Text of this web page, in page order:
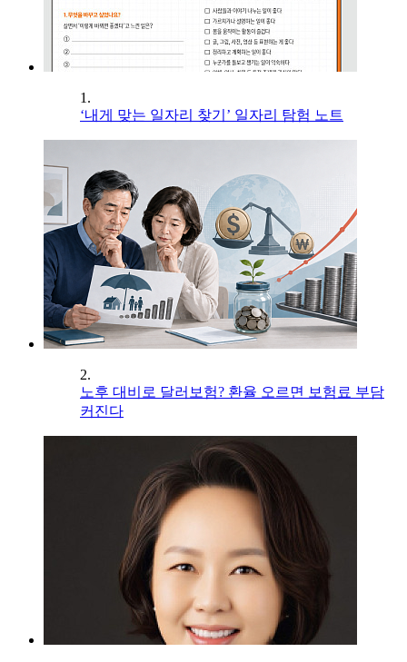
1.
‘내게 맞는 일자리 찾기’ 일자리 탐험 노트
2.
노후 대비로 달러보험? 환율 오르면 보험료 부담
커진다